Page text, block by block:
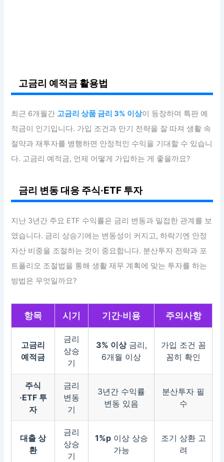
고금리 예적금 활용법
최근 6개월간 고금리 상품 금리 3% 이상이 등장하며 특판 예
적금이 인기입니다. 가입 조건과 만기 전략을 잘 따져 생활 속
절약과 재투자를 병행하면 안정적인 수익을 기대할 수 있습니
다. 고금리 예적금, 언제 어떻게 가입하는 게 좋을까요?
금리 변동 대응 주식·ETF 투자
지난 3년간 주요 ETF 수익률은 금리 변동과 밀접한 관계를 보
였습니다. 금리 상승기에는 변동성이 커지고, 하락기엔 안정
자산 비중을 조절하는 것이 중요합니다. 분산투자 전략과 포
트폴리오 조절법을 통해 생활 재무 계획에 맞는 투자를 하는
방법은 무엇일까요?
항목 시기 기간·비용 주의사항
고금리
예적금
금리
상승
기
3% 이상금리,
6개월 이상
가입 조건 꼼
꼼히 확인
주식
·ETF 투
자
금리
변동
기
3년간 수익률
변동 있음
분산투자 필
수
대출 상
환
금리
상승
기
1%p이상 상승
가능
조기 상환 고
려